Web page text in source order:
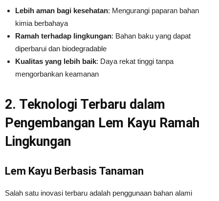
Lebih aman bagi kesehatan: Mengurangi paparan bahan
kimia berbahaya
Ramah terhadap lingkungan: Bahan baku yang dapat
diperbarui dan biodegradable
Kualitas yang lebih baik: Daya rekat tinggi tanpa
mengorbankan keamanan
2. Teknologi Terbaru dalam
Pengembangan Lem Kayu Ramah
Lingkungan
Lem Kayu Berbasis Tanaman
Salah satu inovasi terbaru adalah penggunaan bahan alami